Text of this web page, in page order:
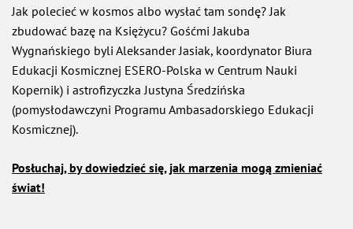
Jak polecieć w kosmos albo wysłać tam sondę? Jak
zbudować bazę na Księżycu? Gośćmi Jakuba
Wygnańskiego byli Aleksander Jasiak, koordynator Biura
Edukacji Kosmicznej ESERO-Polska w Centrum Nauki
Kopernik) i astrofizyczka Justyna Średzińska
(pomysłodawczyni Programu Ambasadorskiego Edukacji
Kosmicznej).
Posłuchaj, by dowiedzieć się, jak marzenia mogą zmieniać
świat!